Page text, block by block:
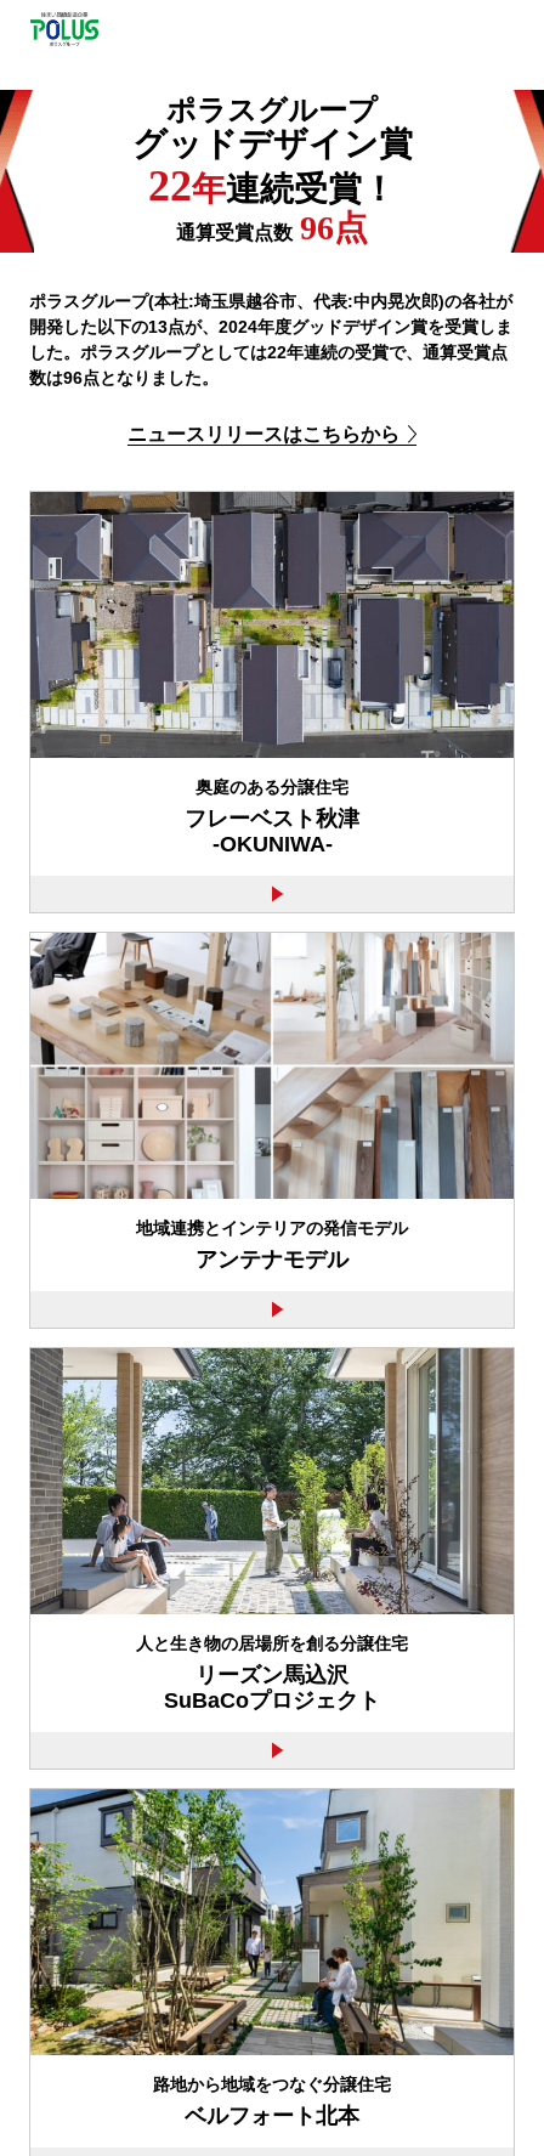
ポラスグループ
グッドデザイン賞
22年連続受賞！
通算受賞点数 96点
ポラスグループ(本社:埼玉県越谷市、代表:中内晃次郎)の各社が
開発した以下の13点が、2024年度グッドデザイン賞を受賞しま
した。ポラスグループとしては22年連続の受賞で、通算受賞点
数は96点となりました。
ニュースリリースはこちらから
奥庭のある分譲住宅
フレーベスト秋津
-OKUNIWA-
地域連携とインテリアの発信モデル
アンテナモデル
人と生き物の居場所を創る分譲住宅
リーズン馬込沢
SuBaCoプロジェクト
路地から地域をつなぐ分譲住宅
ベルフォート北本